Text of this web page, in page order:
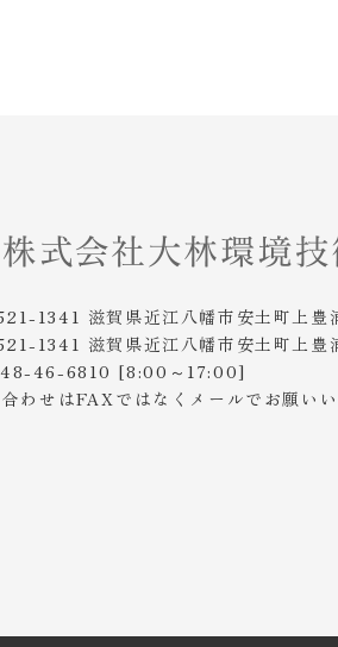
1341 滋賀県近江八幡市安土町上豊
1341 滋賀県近江八幡市安土町上豊
46-6810 [8:00～17:00]
わせはFAXではなくメールでお願いい